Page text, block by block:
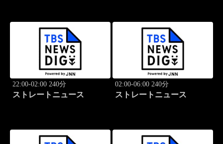
22:00-02:00 240分
ストレートニュース
02:00-06:00 240分
ストレートニュース